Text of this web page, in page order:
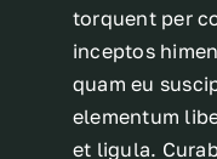
torquent per
inceptos
quam eu
elementum
et ligula.